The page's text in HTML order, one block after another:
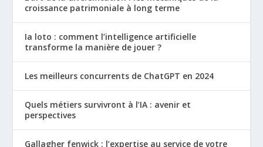
croissance patrimoniale à long terme
Ia loto : comment l’intelligence artificielle
transforme la manière de jouer ?
Les meilleurs concurrents de ChatGPT en 2024
Quels métiers survivront à l’IA : avenir et
perspectives
Gallagher fenwick : l’expertise au service de votre